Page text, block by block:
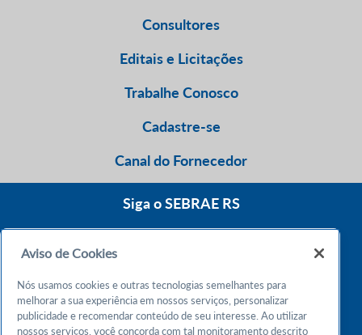
Consultores
Editais e Licitações
Trabalhe Conosco
Cadastre-se
Canal do Fornecedor
Siga o SEBRAE RS
Atendimento 24h
Aviso de Cookies
Nós usamos cookies e outras tecnologias semelhantes para
melhorar a sua experiência em nossos serviços, personalizar
publicidade e recomendar conteúdo de seu interesse. Ao utilizar
nossos serviços, você concorda com tal monitoramento descrito